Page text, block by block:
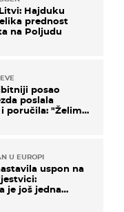
Hajduku
prednost
na Poljudu
posao
poslala
poručila: "Želim
U EUROPI
uspon na
je još jedna